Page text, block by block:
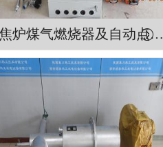
焦炉煤气燃烧器及自动点火装置